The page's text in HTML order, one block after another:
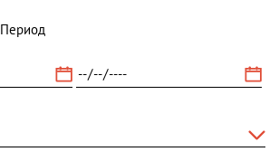
Период